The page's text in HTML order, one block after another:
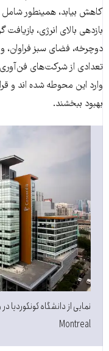
کاهش بیابد، همینطور شامل
بازدهی بالای انرژی،
دوچرخه، فضای سبز
وارد این محوطه شده اند و
بهبود ببخشند.
Montreal